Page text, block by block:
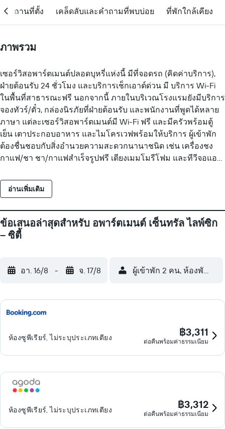
สถานที่ตั้ง เคล็ดลับและคำถามที่พบบ่อย ที่พักใกล้เคียง
ภาพรวม
เซอร์วิสอพาร์ตเมนต์ปลอดบุหรี่แห่งนี้ มีที่จอดรถ (คิดค่าบริการ),
ฝ่ายต้อนรับ 24 ชั่วโมง และบริการเช็กเอาต์ด่วน มี บริการ Wi-Fi
ในพื้นที่สาธารณะฟรี นอกจากนี้ ภายในบริเวณโรงแรมยังมีบริการ
จองทัวร์/ตั๋ว, กล่องนิรภัยที่ฝ่ายต้อนรับ และพนักงานที่พูดได้หลาย
ภาษา แต่ละเซอร์วิสอพาร์ตเมนต์มี Wi-Fi ฟรี และมีครัวพร้อมตู้
เย็น เตาประกอบอาหาร และไมโครเวฟพร้อมให้บริการ ผู้เข้าพัก
ต้องชื่นชอบกับสิ่งอำนวยความสะดวกนานาชนิด เช่น เครื่องชง
กาแฟ/ชา ชา/กาแฟสำเร็จรูปฟรี เตียงเมมโมรีโฟม และทีวีจอแอล
ไลพ์ซิก – ซิตี้ มีห้องพัก 115 ห้อง พร้อมด้วยเครื่องชงกาแฟ/ชา และ
ไดร์เป่าผม เตียงมีที่นอน เมมโมรีโฟม ห้องพักในเซอร์วิส
ประกอบอาหาร, ไมโครเวฟ และเครื่องครัว/จาน/ช้อนส้อม ห้องน้ำ
มีฝักบัว พร้อม ฝักบัวสายฝน เซอร์วิสอพาร์ตเมนต์ใน ไลพ์ซิก แห่งนี้
ขอเครื่องนอนป้องกันสารก่อภูมิแพ้และเตารีด/โต๊ะรีดผ้าเพิ่มเติม
ได้ มีบริการทำความสะอาดทุกสัปดาห์ กิจกรรมนันทนาการที่ระบุ
เคียง อาจมีค่าบริการเพิ่มเติม
อ่านเพิ่มเติม
ข้อเสนอล่าสุดสำหรับ อพาร์ตเมนต์ เซ็นทรัล ไลพ์ซิก
– ซิตี้
อา. 16/8 - จ. 17/8 ผู้เข้าพัก 2 คน, ห้องพัก 1 ห้
ห้องซูพีเรียร์, ไม่ระบุประเภทเตียง ฿3,311
ต่อคืนพร้อมค่าธรรมเนียม
ห้องซูพีเรียร์, ไม่ระบุประเภทเตียง ฿3,312
ต่อคืนพร้อมค่าธรรมเนียม